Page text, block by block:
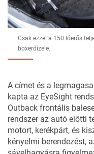
Csak ezzel a 150 lóerős
boxerdízele.
A címet és a
kapta az EyeSight
Outback frontális
rendszer az autó előtti
motort, kerékpárt, és
kényelmi berendezést,